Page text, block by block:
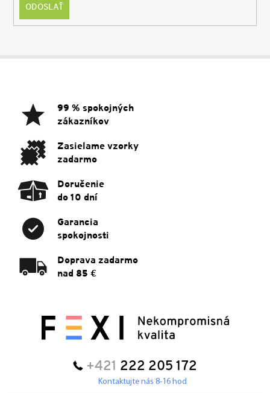
ODOSLAŤ
99 % spokojných
zákazníkov
Zasielame vzorky
zadarmo
Doručenie
do 10 dní
Garancia
spokojnosti
Doprava zadarmo
nad 85 €
+421 222 205 172
Kontaktujte nás 8-16 hod